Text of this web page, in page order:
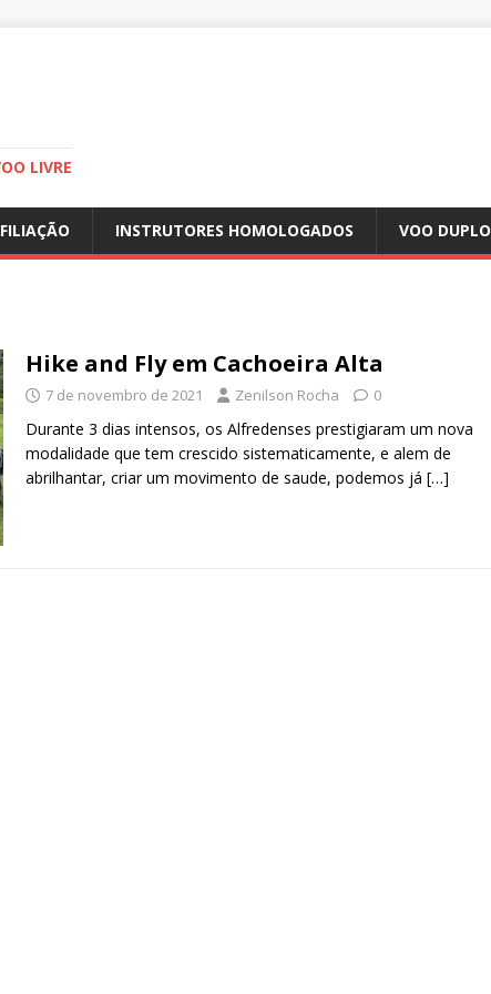
LIVRE
FILIAÇÃO INSTRUTORES HOMOLOGADOS VOO DUPLO
Hike and Fly em Cachoeira Alta
7 de novembro de 2021 Zenilson Rocha 0
Durante 3 dias intensos, os Alfredenses prestigiaram um nova
modalidade que tem crescido sistematicamente, e alem de
abrilhantar, criar um movimento de saude, podemos já […]